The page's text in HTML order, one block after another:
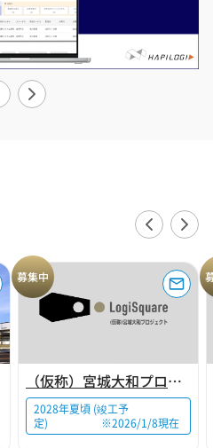
募集中
（仮称）宮城大和プロジェクト
2028年夏頃 (竣工予
定) ※2026/1/8現在